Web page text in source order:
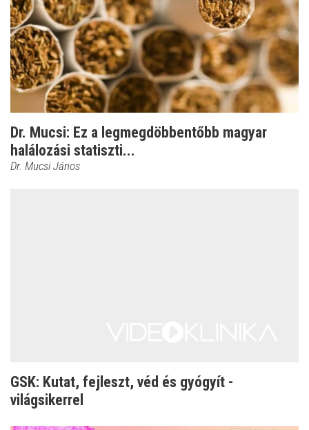
Dr. Mucsi: Ez a legmegdöbbentőbb magyar
halálozási statiszti...
Dr. Mucsi János
GSK: Kutat, fejleszt, véd és gyógyít -
világsikerrel